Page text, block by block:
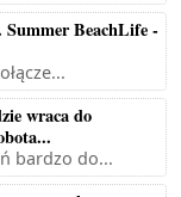
BeachLife -
wraca do
bardzo do...